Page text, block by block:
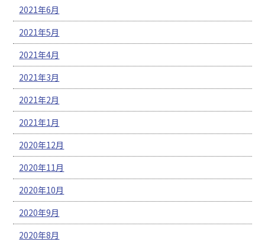
2021年6月
2021年5月
2021年4月
2021年3月
2021年2月
2021年1月
2020年12月
2020年11月
2020年10月
2020年9月
2020年8月